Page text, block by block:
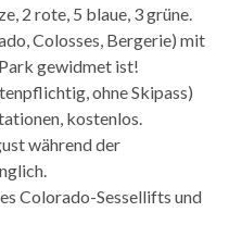
2 rote, 5 blaue, 3 grüne.
Colosses, Bergerie) mit
gewidmet ist!
ohne Skipass)
kostenlos.
während der
Colorado-Sessellifts und